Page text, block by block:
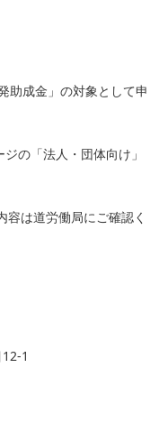
助成金」の対象として申
の「法人・団体向け」
は道労働局にご確認く
1